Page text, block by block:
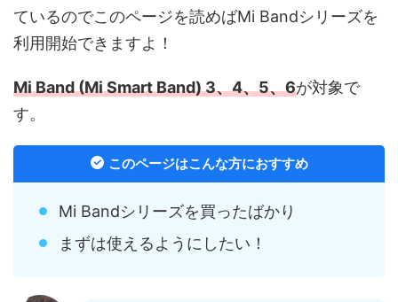
ているのでこのページを読めばMi Bandシリーズを
利用開始できますよ！
Mi Band (Mi Smart Band) 3、4、5、6が対象で
す。
このページはこんな方におすすめ
Mi Bandシリーズを買ったばかり
まずは使えるようにしたい！